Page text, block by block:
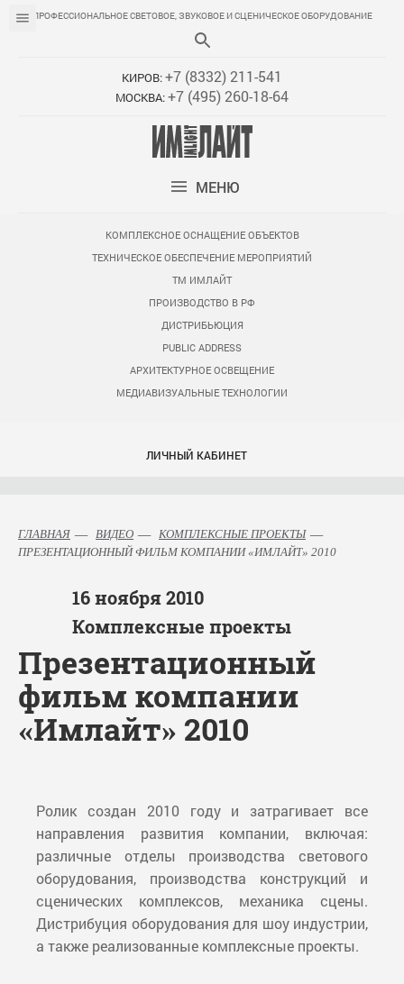
ПРОФЕССИОНАЛЬНОЕ СВЕТОВОЕ, ЗВУКОВОЕ И СЦЕНИЧЕСКОЕ ОБОРУДОВАНИЕ
КИРОВ:+7 (8332) 211-541
МОСКВА:+7 (495) 260-18-64
МЕНЮ
КОМПЛЕКСНОЕ ОСНАЩЕНИЕ ОБЪЕКТОВ
ТЕХНИЧЕСКОЕ ОБЕСПЕЧЕНИЕ МЕРОПРИЯТИЙ
ТМ ИМЛАЙТ
ПРОИЗВОДСТВО В РФ
ДИСТРИБЬЮЦИЯ
PUBLIC ADDRESS
АРХИТЕКТУРНОЕ ОСВЕЩЕНИЕ
МЕДИАВИЗУАЛЬНЫЕ ТЕХНОЛОГИИ
ЛИЧНЫЙ КАБИНЕТ
ГЛАВНАЯ ВИДЕО
КОМПЛЕКСНЫЕ ПРОЕКТЫ
ПРЕЗЕНТАЦИОННЫЙ ФИЛЬМ КОМПАНИИ «ИМЛАЙТ» 2010
16ноября2010
Комплексные проекты
Презентационный
фильм компании
«Имлайт» 2010
Ролик создан 2010 году и затрагивает все
направления развития компании, включая:
различные отделы производства светового
оборудования, производства конструкций и
сценических комплексов, механика сцены.
Дистрибуция оборудования для шоу индустрии,
а также реализованные комплексные проекты.